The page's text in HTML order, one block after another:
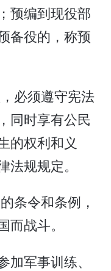
预编到现役部
备役的，称预
必须遵守宪法
同时享有公民
的权利和义
规规定。
条令和条例，
战斗。
军事训练、